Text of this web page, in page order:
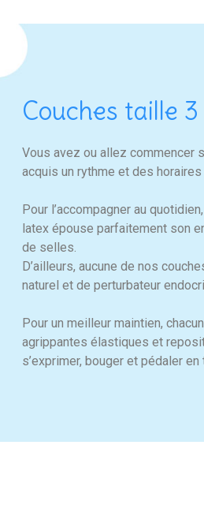
Couches taille 3
Vous avez ou allez commencer
acquis un rythme et des
Pour l’accompagner au
latex épouse parfaitement son
de selles.
D’ailleurs, aucune de nos
naturel et de perturbateur
Pour un meilleur maintien,
agrippantes élastiques et
s’exprimer, bouger et pédaler